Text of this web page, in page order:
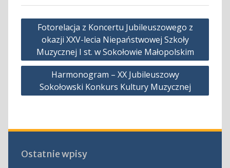
Nawigacja
wpisu
Fotorelacja z Koncertu Jubileuszowego z
okazji XXV-lecia Niepaństwowej Szkoły
Muzycznej I st. w Sokołowie Małopolskim
Harmonogram – XX Jubileuszowy
Sokołowski Konkurs Kultury Muzycznej
Ostatnie wpisy